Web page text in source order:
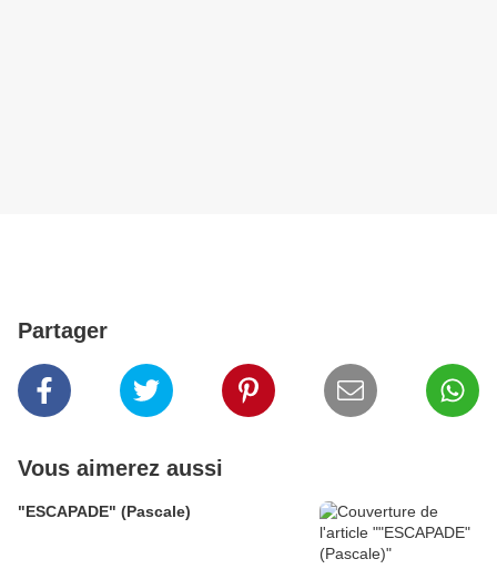
Partager
Vous aimerez aussi
"ESCAPADE" (Pascale)